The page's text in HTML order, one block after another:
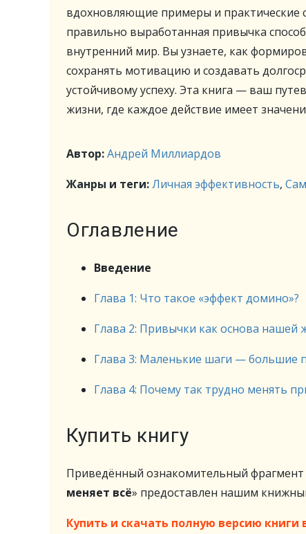
вдохновляющие примеры и практические
правильно выработанная привычка
внутренний мир. Вы узнаете, как
сохранять мотивацию и создавать
устойчивому успеху. Эта книга — ваш
жизни, где каждое действие имеет
Автор:Андрей Миллиардов
Жанры и теги:Личная эффективность,
Оглавление
Введение
Глава 1: Что такое «эффект домино»?
Глава 2: Привычки как основа нашей
Глава 3: Маленькие шаги — большие
Глава 4: Почему так трудно менять
Купить книгу
Приведённый ознакомительный фрагмент
меняет всё» предоставлен нашим
Купить и скачать полную версию книги